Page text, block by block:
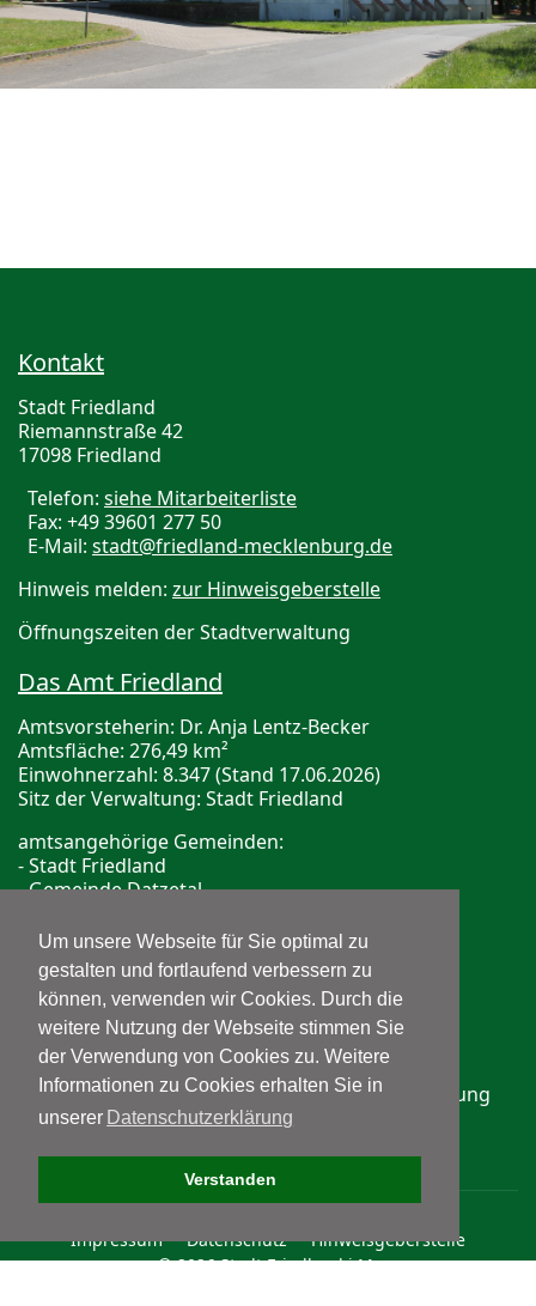
Um unsere Webseite für Sie optimal zu
gestalten und fortlaufend verbessern zu
können, verwenden wir Cookies. Durch die
weitere Nutzung der Webseite stimmen Sie
der Verwendung von Cookies zu. Weitere
Informationen zu Cookies erhalten Sie in
unserer Datenschutzerklärung
Verstanden
Kontakt
Stadt Friedland
Riemannstraße 42
17098 Friedland
Telefon: siehe Mitarbeiterliste
Fax: +49 39601 277 50
E-Mail: stadt@friedland-mecklenburg.de
Hinweis melden: zur Hinweisgeberstelle
Öffnungszeiten der Stadtverwaltung
Das Amt Friedland
Amtsvorsteherin: Dr. Anja Lentz-Becker
Amtsfläche: 276,49 km²
Einwohnerzahl: 8.347 (Stand 17.06.2026)
Sitz der Verwaltung: Stadt Friedland
amtsangehörige Gemeinden:
- Stadt Friedland
- Gemeinde Datzetal
Bereitschaftsdienste
ärztliche Bereitschaftshotline
Telefon: 116 117
Zahnärztlicher Notdienst, Ansage und Vermittlung
(A&V e.V.)
Impressum Datenschutz
Hinweisgeberstelle
© 2026 Stadt Friedland i.M.